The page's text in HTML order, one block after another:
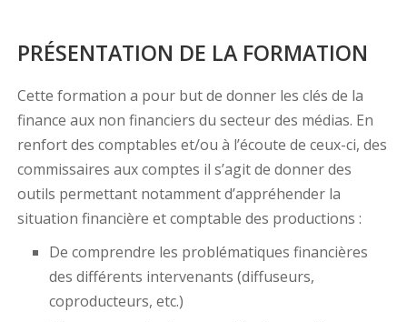
PRÉSENTATION DE LA FORMATION
Cette formation a pour but de donner les clés de la
finance aux non financiers du secteur des médias. En
renfort des comptables et/ou à l’écoute de ceux-ci, des
commissaires aux comptes il s’agit de donner des
outils permettant notamment d’appréhender la
situation financière et comptable des productions :
De comprendre les problématiques financières
des différents intervenants (diffuseurs,
coproducteurs, etc.)